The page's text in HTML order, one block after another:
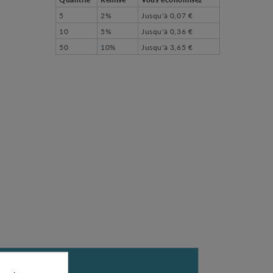
5
2% Jusqu'à 0,07 €
10
5% Jusqu'à 0,36 €
50
10% Jusqu'à 3,65 €